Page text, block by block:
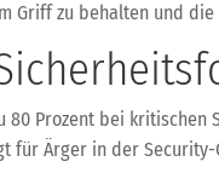
zu behalten und
Prozent bei kritischen
für Ärger in der